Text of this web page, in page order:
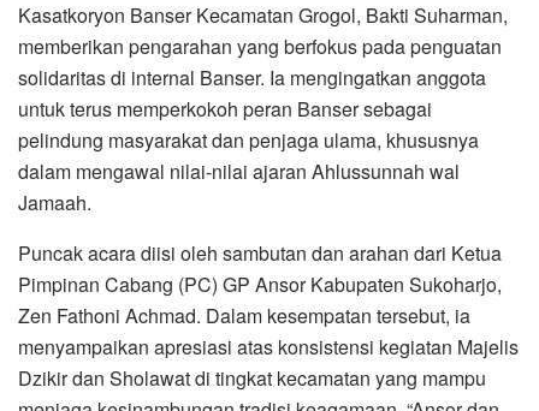
Kasatkoryon Banser Kecamatan Grogol, Bakti Suharman,
memberikan pengarahan yang berfokus pada penguatan
solidaritas di internal Banser. Ia mengingatkan anggota
untuk terus memperkokoh peran Banser sebagai
pelindung masyarakat dan penjaga ulama, khususnya
dalam mengawal nilai-nilai ajaran Ahlussunnah wal
Jamaah.
Puncak acara diisi oleh sambutan dan arahan dari Ketua
Pimpinan Cabang (PC) GP Ansor Kabupaten Sukoharjo,
Zen Fathoni Achmad. Dalam kesempatan tersebut, ia
menyampaikan apresiasi atas konsistensi kegiatan Majelis
Dzikir dan Sholawat di tingkat kecamatan yang mampu